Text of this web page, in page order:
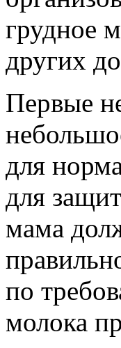
грудное
других
Первые
для
для
мама
по
молока